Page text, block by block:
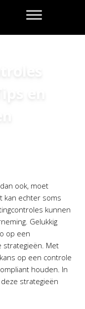
en
ook, moet
kan echter soms
kunnen
Gelukkig
op een
strategieën. Met
op een controle
houden. In
strategieën